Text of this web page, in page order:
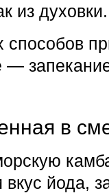
из духовки.
—
в
йода,